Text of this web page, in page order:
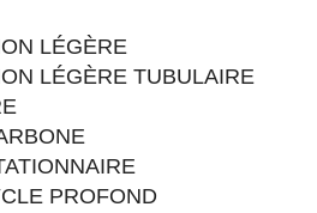
LÉGÈRE
LÉGÈRE TUBULAIRE
PROFOND